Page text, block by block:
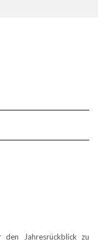
Jahresrückblick zu